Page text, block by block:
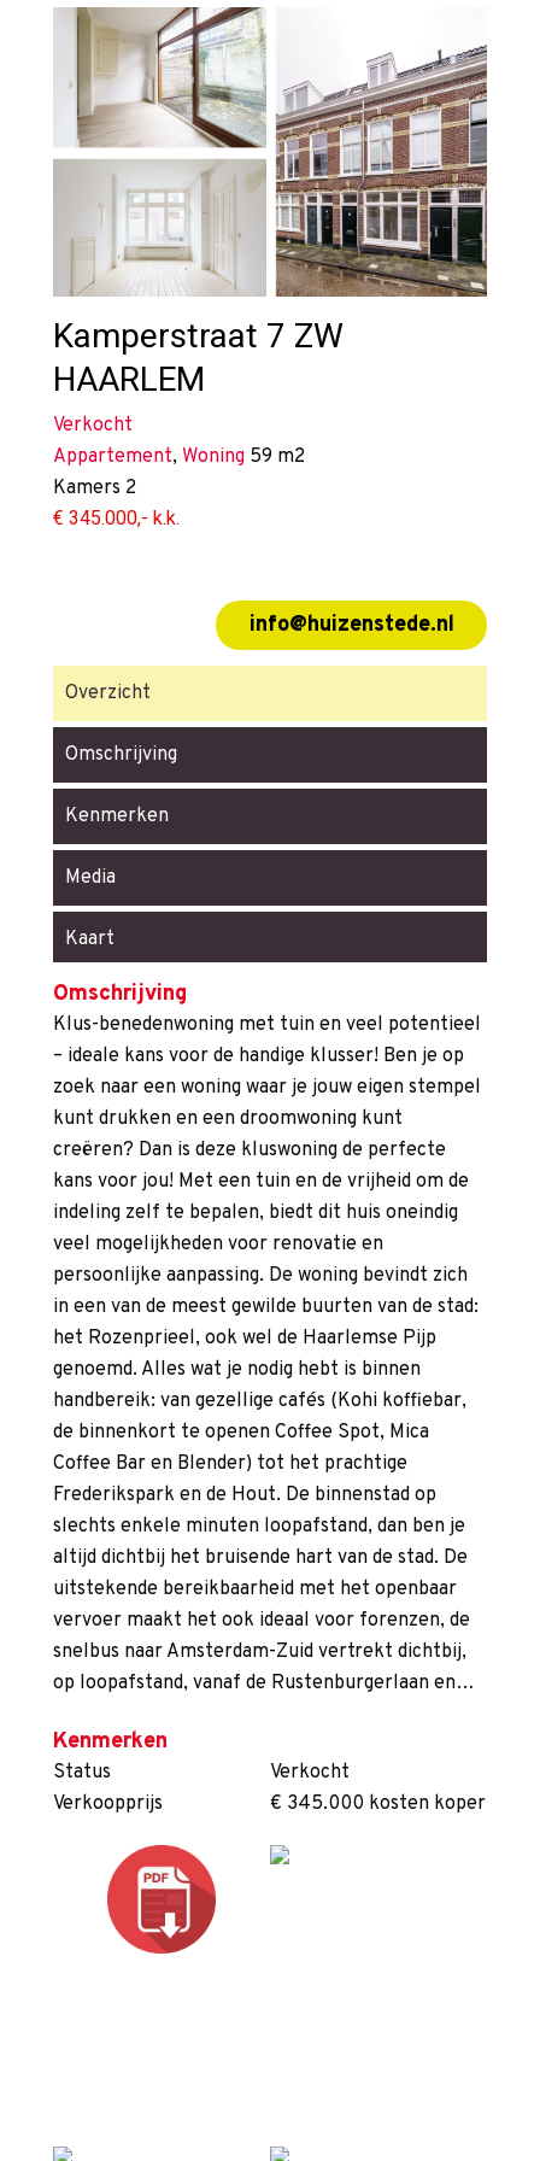
Kamperstraat 7 ZW
HAARLEM
Verkocht
Appartement, Woning 59 m2
Kamers 2
€ 345.000,- k.k.
info@huizenstede.nl
Overzicht
Omschrijving
Kenmerken
Media
Kaart
Omschrijving
Klus-benedenwoning met tuin en veel potentieel
– ideale kans voor de handige klusser! Ben je op
zoek naar een woning waar je jouw eigen stempel
kunt drukken en een droomwoning kunt
creëren? Dan is deze kluswoning de perfecte
kans voor jou! Met een tuin en de vrijheid om de
indeling zelf te bepalen, biedt dit huis oneindig
veel mogelijkheden voor renovatie en
persoonlijke aanpassing. De woning bevindt zich
in een van de meest gewilde buurten van de stad:
het Rozenprieel, ook wel de Haarlemse Pijp
genoemd. Alles wat je nodig hebt is binnen
handbereik: van gezellige cafés (Kohi koffiebar,
de binnenkort te openen Coffee Spot, Mica
Coffee Bar en Blender) tot het prachtige
Frederikspark en de Hout. De binnenstad op
slechts enkele minuten loopafstand, dan ben je
altijd dichtbij het bruisende hart van de stad. De
uitstekende bereikbaarheid met het openbaar
vervoer maakt het ook ideaal voor forenzen, de
snelbus naar Amsterdam-Zuid vertrekt dichtbij,
op loopafstand, vanaf de Rustenburgerlaan en…
Kenmerken
Status
Verkocht
Verkoopprijs
€ 345.000 kosten koper